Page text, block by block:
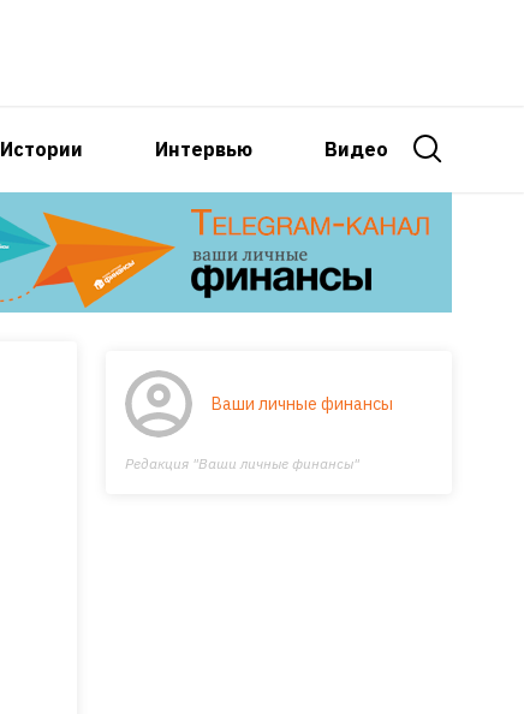
Истории Интервью Видео
Ваши личные финансы
Редакция "Ваши личные финансы"